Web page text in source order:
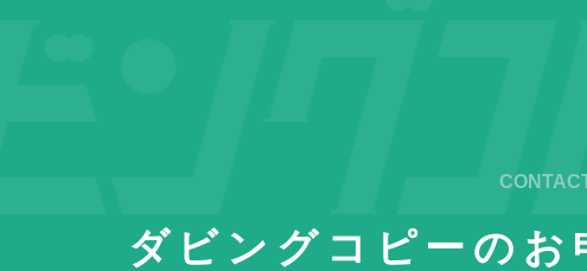
ダビングコピーの お